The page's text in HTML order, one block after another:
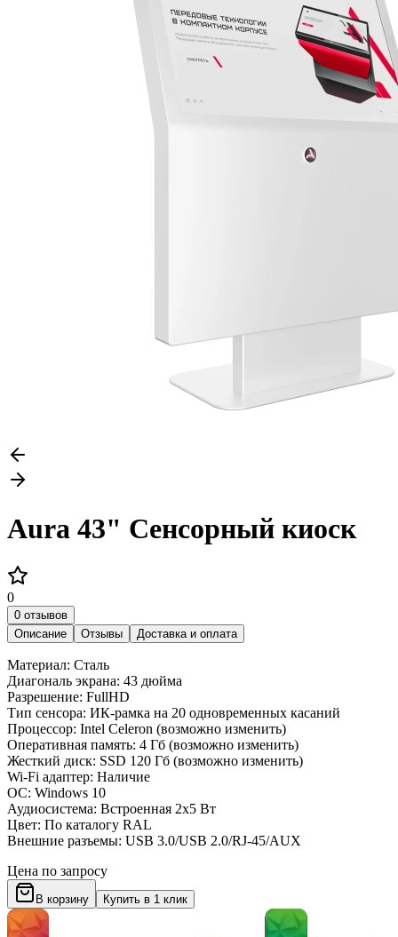
Aura 43" Сенсорный киоск
0
0 отзывов
Описание
Отзывы Доставка и оплата
Материал: Сталь
Диагональ экрана: 43 дюйма
Разрешение: FullHD
Тип сенсора: ИК-рамка на 20 одновременных касаний
Процессор: Intel Celeron (возможно изменить)
Оперативная память: 4 Гб (возможно изменить)
Жесткий диск: SSD 120 Гб (возможно изменить)
Wi-Fi адаптер: Наличие
ОС: Windows 10
Аудиосистема: Встроенная 2х5 Вт
Цвет: По каталогу RAL
Внешние разъемы: USB 3.0/USB 2.0/RJ-45/AUX
Цена по запросу
В корзину Купить в 1 клик